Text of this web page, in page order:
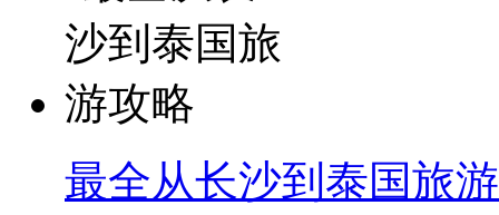
最全从长沙到泰国旅